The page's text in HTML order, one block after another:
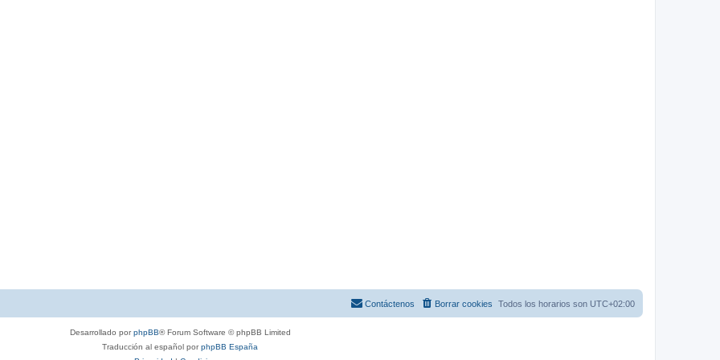
Todos los horarios son UTC+02:00
Borrar cookies
Contáctenos
Desarrollado porphpBB® Forum Software © phpBB Limited
Traducción al español porphpBB España